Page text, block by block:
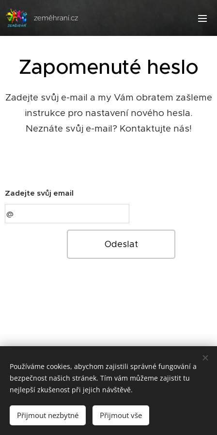
zeměhraní.cz
Zapomenuté heslo
Zadejte svůj e-mail a my Vám obratem zašleme
instrukce pro nastavení nového hesla.
Neznáte svůj e-mail? Kontaktujte nás!
Zadejte svůj email
Odeslat
2020 - 2026 Zeměhraní | Všechna práva vyhrazena.
Instagram.Facebook.Youtube
Používáme cookies, abychom zajistili správné fungování a
bezpečnost našich stránek. Tím vám můžeme zajistit tu
nejlepší zkušenost při jejich návštěvě.
Přijmout nezbytné Přijmout vše